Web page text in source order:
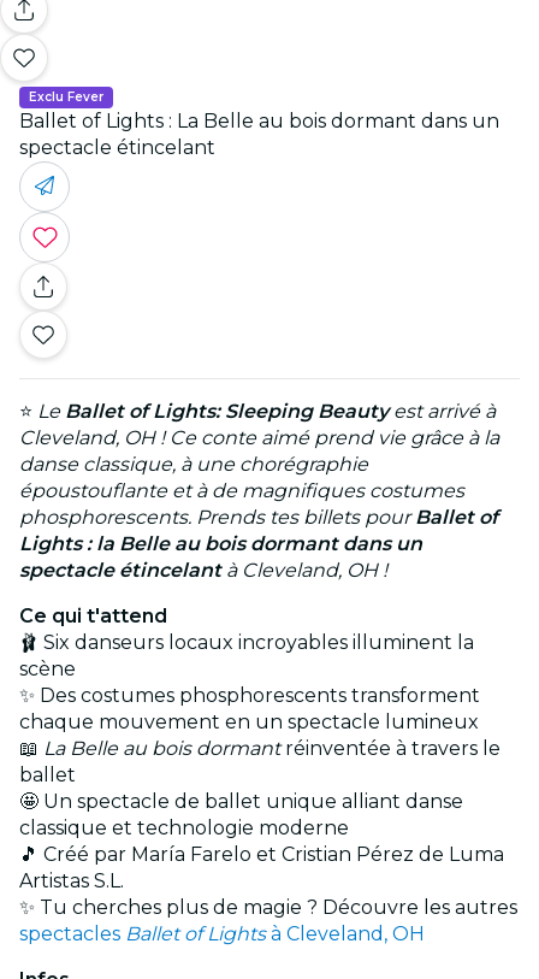
Exclu Fever
Ballet of Lights : La Belle au bois dormant dans un
spectacle étincelant
⭐ Le Ballet of Lights: Sleeping Beautyest arrivé à
Cleveland, OH ! Ce conte aimé prend vie grâce à la
danse classique, à une chorégraphie
époustouflante et à de magnifiques costumes
phosphorescents. Prends tes billets pourBallet of
Lights : la Belle au bois dormant dans un
spectacle étincelantà Cleveland, OH !
Ce qui t'attend
🩰 Six danseurs locaux incroyables illuminent la
scène
✨ Des costumes phosphorescents transforment
chaque mouvement en un spectacle lumineux
📖 La Belle au bois dormantréinventée à travers le
ballet
🤩 Un spectacle de ballet unique alliant danse
classique et technologie moderne
🎵 Créé par María Farelo et Cristian Pérez de Luma
Artistas S.L.
✨ Tu cherches plus de magie ? Découvre les autres
spectacles Ballet of Lightsà Cleveland, OH